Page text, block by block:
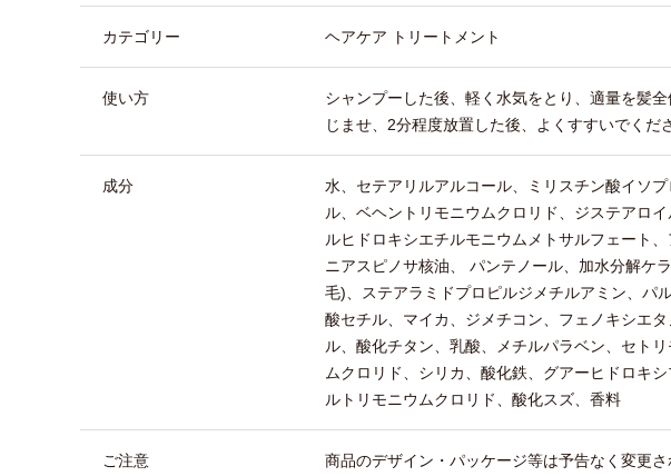
カテゴリー ヘアケア トリートメント
使い方
シャンプーした後、軽く水気をとり、適量を髪全
じませ、2分程度放置した後、よくすすいでくだ
成分
水、セテアリルアルコール、ミリスチン酸イソプ
ル、ベヘントリモニウムクロリド、ジステアロイ
ルヒドロキシエチルモニウムメトサルフェート
ニアスピノサ核油、 パンテノール、加水分解ケ
毛)、ステアラミドプロピルジメチルアミン、パ
酸セチル、マイカ、ジメチコン、フェノキシエタ
ル、酸化チタン、乳酸、メチルパラベン、セトリ
ムクロリド、シリカ、酸化鉄、グアーヒドロキ
ルトリモニウムクロリド、酸化スズ、香料
ご注意
商品のデザイン・パッケージ等は予告なく変更